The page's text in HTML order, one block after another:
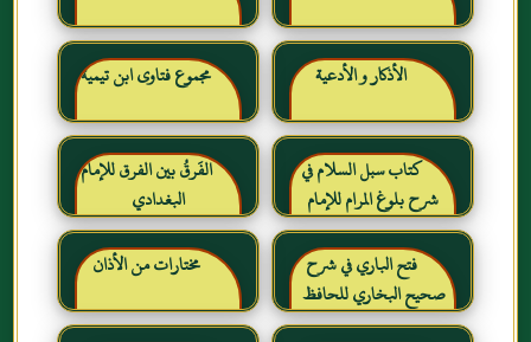
الأذكار و الأدعية مجموع فتاوى ابن تيمية
كتاب سبل السلام في
شرح بلوغ المرام للإمام
الصنعاني رحمه الله
الفَرقُ بين الفرق للإمام
البغدادي
فتح الباري في شرح
صحيح البخاري للحافظ
ابن حجر العسقلاني
مختارات من الأذان